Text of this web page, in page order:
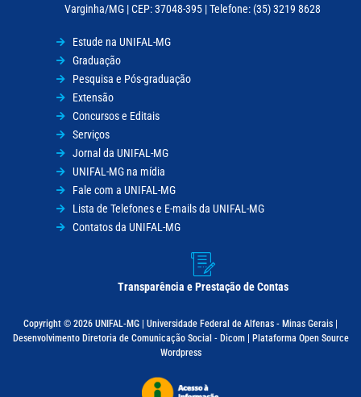
Varginha/MG | CEP: 37048-395 | Telefone: (35) 3219 8628
Estude na UNIFAL-MG
Graduação
Pesquisa e Pós-graduação
Extensão
Concursos e Editais
Serviços
Jornal da UNIFAL-MG
UNIFAL-MG na mídia
Fale com a UNIFAL-MG
Lista de Telefones e E-mails da UNIFAL-MG
Contatos da UNIFAL-MG
Transparência e Prestação de Contas
Copyright © 2026 UNIFAL-MG | Universidade Federal de Alfenas - Minas Gerais |
Desenvolvimento Diretoria de Comunicação Social - Dicom | Plataforma Open Source
Wordpress